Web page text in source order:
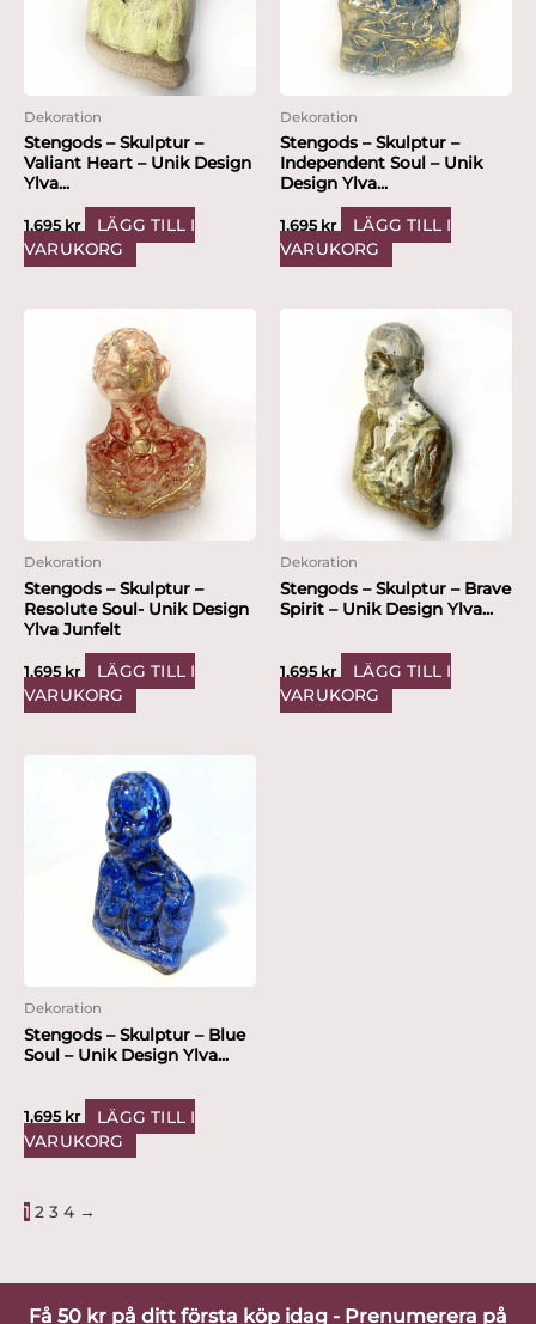
Dekoration
Stengods – Skulptur –
Valiant Heart – Unik Design
Ylva...
1,695 kr
LÄGG TILL I
VARUKORG
Dekoration
Stengods – Skulptur –
Independent Soul – Unik
Design Ylva...
1,695 kr
LÄGG TILL I
VARUKORG
Dekoration
Stengods – Skulptur –
Resolute Soul- Unik Design
Ylva Junfelt
1,695 kr
LÄGG TILL I
VARUKORG
Dekoration
Stengods – Skulptur – Brave
Spirit – Unik Design Ylva...
1,695 kr
LÄGG TILL I
VARUKORG
Dekoration
Stengods – Skulptur – Blue
Soul – Unik Design Ylva...
1,695 kr
LÄGG TILL I
VARUKORG
1 2 3 4 →
Få 50 kr på ditt första köp idag - Prenumerera på